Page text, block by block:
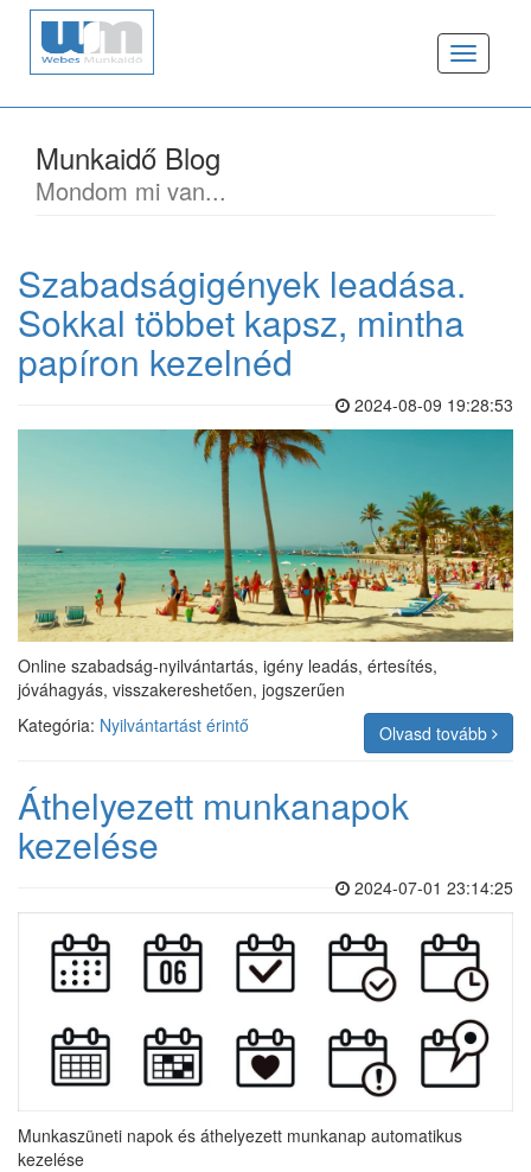
Toggle
Munkaidő Blog
Mondom mi van...
Szabadságigények leadása.
Sokkal többet kapsz, mintha
papíron kezelnéd
2024-08-09 19:28:53
Online szabadság-nyilvántartás, igény leadás, értesítés,
jóváhagyás, visszakereshetően, jogszerűen
Kategória: Nyilvántartást érintő Olvasd tovább
Áthelyezett munkanapok
kezelése
2024-07-01 23:14:25
Munkaszüneti napok és áthelyezett munkanap automatikus
kezelése